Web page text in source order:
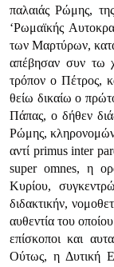
παλαιάς Ρώμης,
‘Ρωμαϊκής
των Μαρτύρων,
απέβησαν συν τω
τρόπον ο Πέτρος,
θείω δικαίω ο
Πάπας, ο δήθεν
Ρώμης, κληρονομών
αντί primus inter
super omnes, η
Κυρίου,
διδακτικήν,
αυθεντία του
επίσκοποι και
Ούτως, η Δυτική